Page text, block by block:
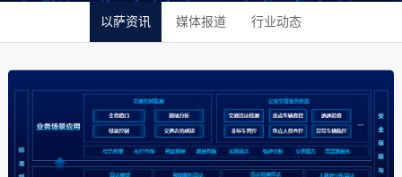
以萨资讯 媒体报道 行业动态